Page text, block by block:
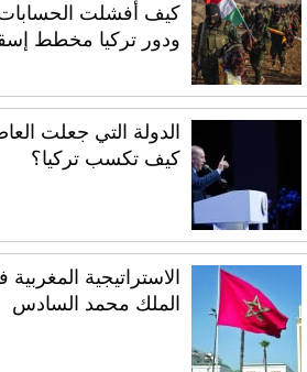
كيف أفشلت الحسابات
ودور تركيا مخطط
الدولة التي جعلت
كيف تكسب تركيا؟
الاستراتيجية
الملك محمد السادس